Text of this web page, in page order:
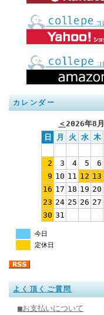
カレンダー
＜ 2026年8月
日
月 火 水 木
2
3 4 5 6
9 10 11 12 13
16 17 18 19 20
23 24 25 26 27
30 31
今日
定休日
よく頂くご質問
■お支払いについて